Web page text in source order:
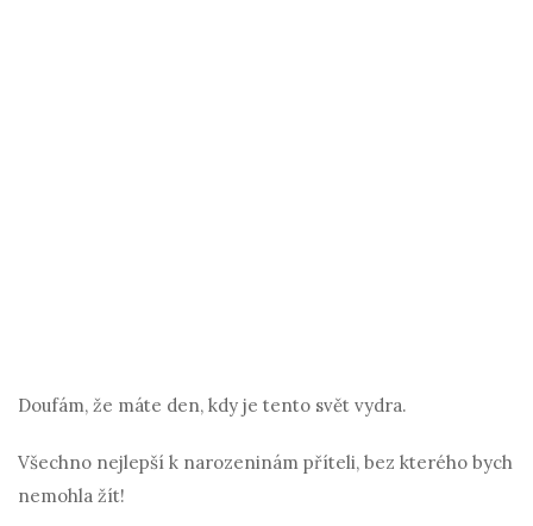
Doufám, že máte den, kdy je tento svět vydra.
Všechno nejlepší k narozeninám příteli, bez kterého bych
nemohla žít!